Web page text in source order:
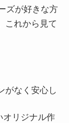
ズが好きな方
これから見て
がなく安心し
オリジナル作